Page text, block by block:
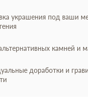
украшения под ваши
камней и
доработки и